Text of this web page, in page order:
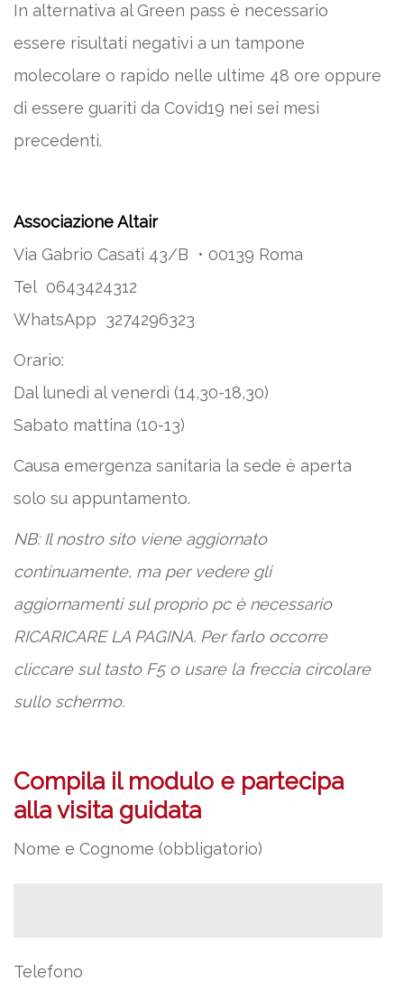
In alternativa al Green pass è necessario
essere risultati negativi a un tampone
molecolare o rapido nelle ultime 48 ore oppure
di essere guariti da Covid19 nei sei mesi
precedenti.
Associazione Altair
Via Gabrio Casati 43/B • 00139 Roma
Tel 0643424312
WhatsApp 3274296323
Orario:
Dal lunedì al venerdì (14,30-18,30)
Sabato mattina (10-13)
Causa emergenza sanitaria la sede è aperta
solo su appuntamento.
NB: Il nostro sito viene aggiornato
continuamente, ma per vedere gli
aggiornamenti sul proprio pc è necessario
RICARICARE LA PAGINA. Per farlo occorre
cliccare sul tasto F5 o usare la freccia circolare
sullo schermo.
Compila il modulo e partecipa
alla visita guidata
Nome e Cognome (obbligatorio)
Telefono